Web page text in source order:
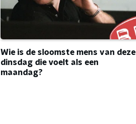
Wie is de sloomste mens van deze
dinsdag die voelt als een
maandag?